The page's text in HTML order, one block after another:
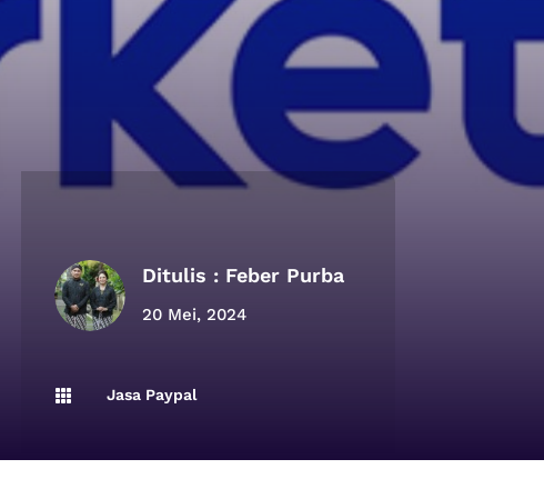
Ditulis : Feber Purba
20 Mei, 2024
 Jasa Paypal